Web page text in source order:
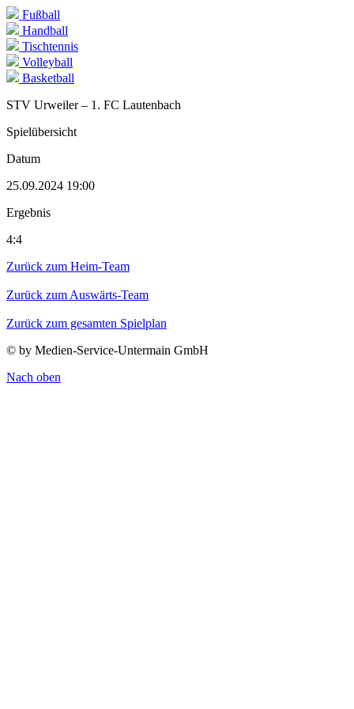
Fußball
Handball
Tischtennis
Volleyball
Basketball
STV Urweiler – 1. FC Lautenbach
Spielübersicht
Datum
25.09.2024 19:00
Ergebnis
4:4
Zurück zum Heim-Team
Zurück zum Auswärts-Team
Zurück zum gesamten Spielplan
© by Medien-Service-Untermain GmbH
Nach oben